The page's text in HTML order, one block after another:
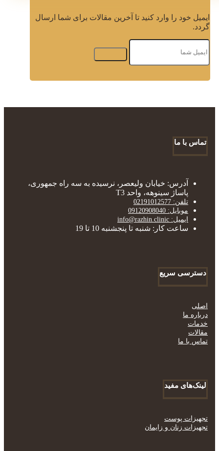
ایمیل خود را وارد کنید تا آخرین مقالات برای شما ارسال
گردد.
تماس با ما
آدرس: خیابان ولیعصر، نرسیده به سه راه جمهوری،
پاساژ سینوهه، واحد T3
تلفن: 02191012577
موبایل: 09120908040
ایمیل: info@razhin.clinic
ساعت کار: شنبه تا پنجشنبه 10 تا 19
دسترسی سریع
اصلی
درباره ما
خدمات
مقالات
تماس با ما
لینک‌های مفید
تجهیزات پوست
تجهیزات زنان و زایمان